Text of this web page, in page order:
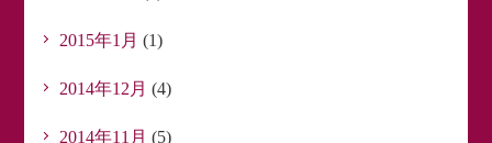
2015年1月 (1)
2014年12月 (4)
2014年11月 (5)